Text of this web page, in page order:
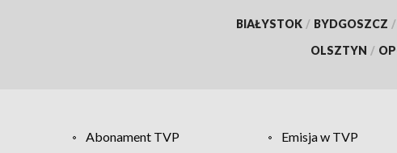
BIAŁYSTOK / BYDGOSZCZ /
OLSZTYN /
Abonament TVP Emisja w TVP